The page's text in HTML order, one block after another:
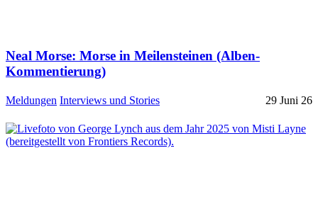
Neal Morse: Morse in Meilensteinen (Alben-
Kommentierung)
Meldungen Interviews und Stories 29 Juni 26